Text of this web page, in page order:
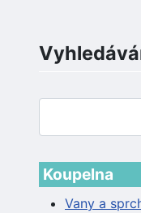
Koupelna
Vany a